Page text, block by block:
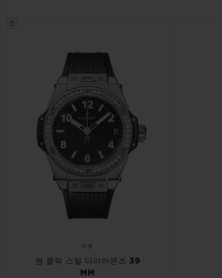
빅뱅
원 클릭 스틸 다이아몬즈 39
MM